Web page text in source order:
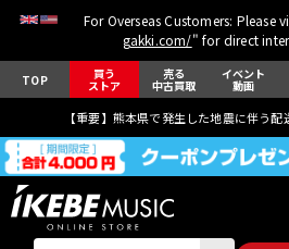
For Overseas Customers: Please
gakki.com/" for direct
TOP 買う
ストア
売る
中古買取
イベント
動画
【重要】熊本県で発生した地震に伴う